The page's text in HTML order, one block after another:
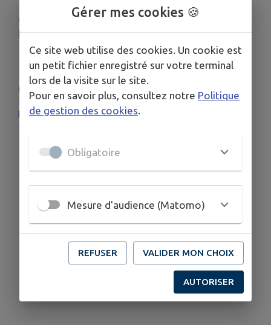
Chaque soir, le monument est éclairé quelques
heures au moyen de panneaux solaires.
PLUS D'INFORMATIONS
https://asso-info.fr/les-amis-de-notre-dame-de-la-
liberation-de-thise
notre-dame-de-la-liberation/
Gérer mes cookies 🍪
Ce site web utilise des cookies. Un cookie est
un petit fichier enregistré sur votre terminal
lors de la visite sur le site.
Pour en savoir plus, consultez notre Politique
de gestion des cookies.
Obligatoire
Mesure d'audience (Matomo)
REFUSER VALIDER MON CHOIX
AUTORISER